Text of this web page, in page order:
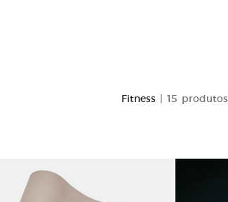
Fitness | 15 produtos